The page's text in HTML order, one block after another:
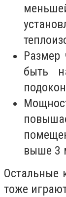
Размер
быть
выше 3
Остальные
тоже